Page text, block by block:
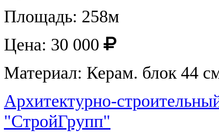
Площадь: 258м
Цена: 30 000
Материал: Керам. блок 44
Архитектурно-
"СтройГрупп"